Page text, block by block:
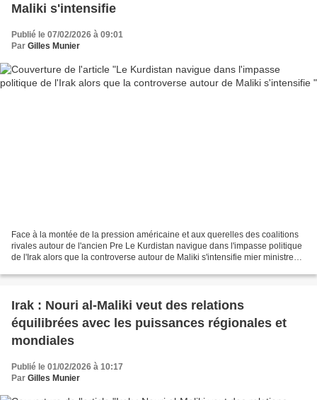
Maliki s'intensifie
Publié le 07/02/2026 à 09:01
Par Gilles Munier
Face à la montée de la pression américaine et aux querelles des coalitions
rivales autour de l'ancien Pre Le Kurdistan navigue dans l'impasse politique
de l'Irak alors que la controverse autour de Maliki s'intensifie mier ministre
Irak : Nouri al-Maliki veut des relations
équilibrées avec les puissances régionales et
mondiales
Publié le 01/02/2026 à 10:17
Par Gilles Munier